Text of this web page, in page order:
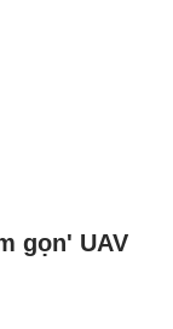
gọn' UAV